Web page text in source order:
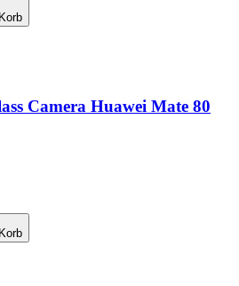
Camera Huawei Mate 80